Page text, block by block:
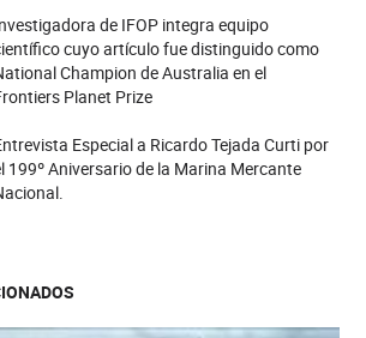
de IFOP integra equipo
cuyo artículo fue distinguido como
Champion de Australia en el
Planet Prize
Especial a Ricardo Tejada Curti por
199º Aniversario de la Marina Mercante